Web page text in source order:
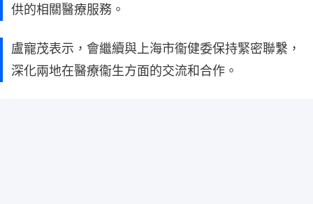
供的相關醫療服務。
盧寵茂表示，會繼續與上海市衞健委保持緊密聯繫，
深化兩地在醫療衞生方面的交流和合作。